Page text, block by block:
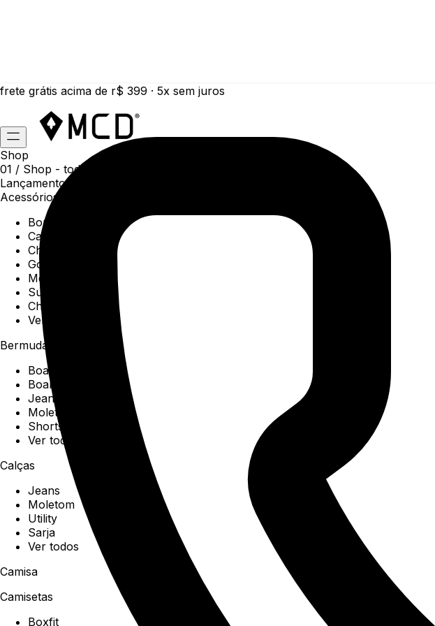
frete grátis acima de r$ 399 · 5x sem juros
Shop
01 / Shop - todas as categorias da coleção atual
Lançamentos da semana
Acessórios
Boné
Carteiras
Chaveiros
Gorros
Meias
Sunga
Chinelos
Ver todos
Bermudas
Boardshorts
Boardwalk
Jeans
Moletom
Shorts
Ver todos
Calças
Jeans
Moletom
Utility
Sarja
Ver todos
Camisa
Camisetas
Boxfit